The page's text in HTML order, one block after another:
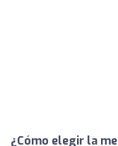
¿Cómo elegir la